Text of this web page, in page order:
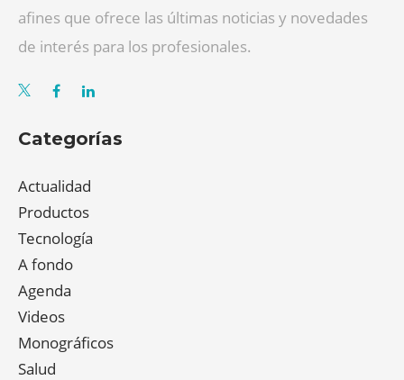
afines que ofrece las últimas noticias y novedades
de interés para los profesionales.
Categorías
Actualidad
Productos
Tecnología
A fondo
Agenda
Videos
Monográficos
Salud